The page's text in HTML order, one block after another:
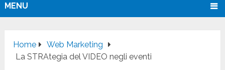
MENU
Home
Web Marketing
La STRAtegia del VIDEO negli eventi